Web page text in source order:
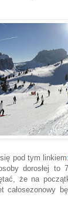
pod tym linkiem:
dorosłej to
że na